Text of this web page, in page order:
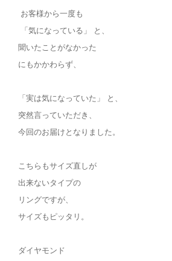
お客様から一度も
「気になっている」 と、
聞いたことがなかった
にもかかわらず、
「実は気になっていた」 と、
突然言っていただき、
今回のお届けとなりました。
こちらもサイズ直しが
出来ないタイプの
リングですが、
サイズもピッタリ。
ダイヤモンド